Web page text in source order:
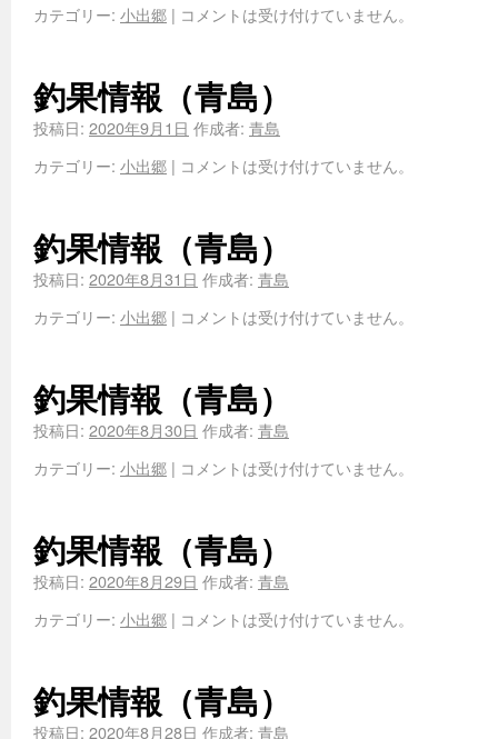
カテゴリー: 小出郷 | コメントは受け付けていません。
釣果情報（青島）
投稿日: 2020年9月1日 作成者: 青島
カテゴリー: 小出郷 | コメントは受け付けていません。
釣果情報（青島）
投稿日: 2020年8月31日 作成者: 青島
カテゴリー: 小出郷 | コメントは受け付けていません。
釣果情報（青島）
投稿日: 2020年8月30日 作成者: 青島
カテゴリー: 小出郷 | コメントは受け付けていません。
釣果情報（青島）
投稿日: 2020年8月29日 作成者: 青島
カテゴリー: 小出郷 | コメントは受け付けていません。
釣果情報（青島）
投稿日: 2020年8月28日 作成者: 青島